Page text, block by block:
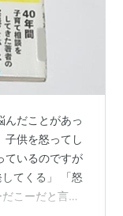
んだことがあっ
子供を怒ってし
ているのですが
てくる」 「怒
こーだと言い